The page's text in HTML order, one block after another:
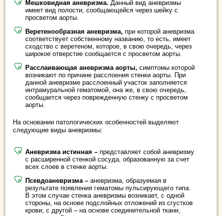
Мешковидная аневризма. Данный вид аневризмы
имеет вид полости, сообщающейся через шейку с
просветом аорты.
Веретенообразная аневризма, при которой аневризма
соответствует собственному названию, то есть, имеет
сходство с веретеном, которое, в свою очередь, через
широкое отверстие сообщается с просветом аорты.
Расслаивающая аневризма аорты, симптомы которой
возникают по причине расслоения стенки аорты. При
данной аневризме расслоенный участок заполняется
интрамуральной гематомой, она же, в свою очередь,
сообщается через поврежденную стенку с просветом
аорты.
На основании патологических особенностей выделяют
следующие виды аневризмы:
Аневризма истинная – представляет собой аневризму
с расширенной стенкой сосуда, образованную за счет
всех слоев в стенке аорты.
Псевдоаневризма – аневризма, образуемая в
результате появления гематомы пульсирующего типа.
В этом случае стенка аневризмы возникает, с одной
стороны, на основе подслойных отложений из сгустков
крови, с другой – на основе соединительной ткани,